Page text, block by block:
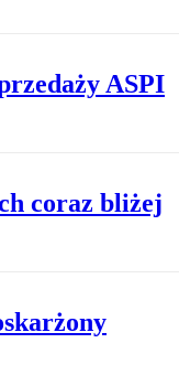
ASPI
coraz bliżej